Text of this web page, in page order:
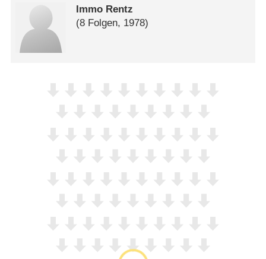
Immo Rentz
(8 Folgen, 1978)